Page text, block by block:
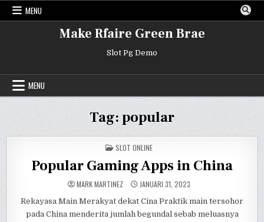
Skip
MENU
Make Rfaire Green Brae
Slot Pg Demo
MENU
Tag:popular
POSTED
IN
SLOT ONLINE
Popular Gaming Apps in China
MARK MARTINEZ JANUARI 31, 2023
Rekayasa Main Merakyat dekat Cina Praktik main tersohor
pada China menderita jumlah begundal sebab meluasnya